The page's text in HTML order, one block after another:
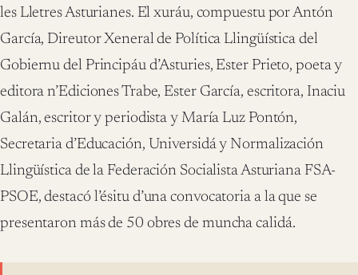
les Lletres Asturianes. El xuráu, compuestu por Antón
García, Direutor Xeneral de Política Llingüística del
Gobiernu del Principáu d’Asturies, Ester Prieto, poeta y
editora n’Ediciones Trabe, Ester García, escritora, Inaciu
Galán, escritor y periodista y María Luz Pontón,
Secretaria d’Educación, Universidá y Normalización
Llingüística de la Federación Socialista Asturiana FSA-
PSOE, destacó l’ésitu d’una convocatoria a la que se
presentaron más de 50 obres de muncha calidá.